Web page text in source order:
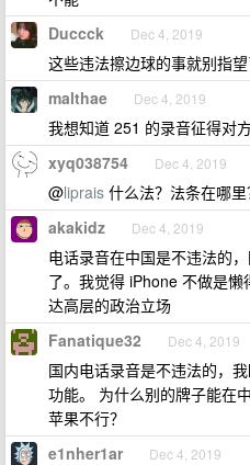
Duccck Dec 4, 2019
这些违法擦边球的事就别指望
malthae Dec 4, 2019
我想知道 251 的录音征得对
xyq038754 Dec 4, 2019
@liprais 什么法？法条在哪里
akakidz Dec 4, 2019
电话录音在中国是不违法的
了。我觉得 iPhone 不做是
达高层的政治立场
Fanatique32 Dec 4, 2019
国内电话录音是不违法的，
功能。 为什么别的牌子能在
苹果不行？
e1nher1ar Dec 4, 2019